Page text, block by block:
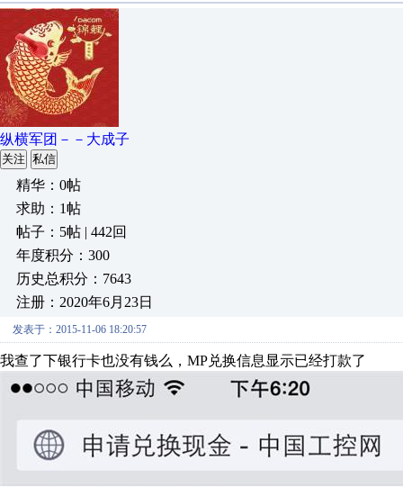
纵横军团－－大成子
关注 私信
精华：0帖
求助：1帖
帖子：5帖 | 442回
年度积分：300
历史总积分：7643
注册：2020年6月23日
发表于：2015-11-06 18:20:57
我查了下银行卡也没有钱么，MP兑换信息显示已经打款了